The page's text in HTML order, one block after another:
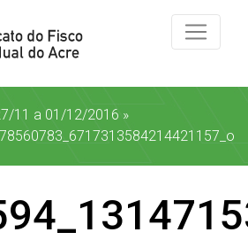
11 a 01/12/2016 »